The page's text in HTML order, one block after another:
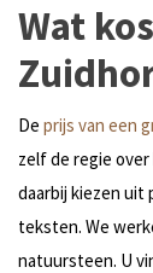
Wat
De prijs van een
zelf de regie
daarbij kiezen uit
teksten. We
natuursteen. U